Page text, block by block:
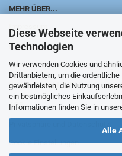
Diese Webseite
Technologien
Wir verwenden Cookies und
Drittanbietern, um die
gewährleisten, die Nutzung
ein bestmögliches
Informationen finden Sie in
Alle
MEHR ÜBER...
Impressum
Kontakt
Versand- & Zahlungsbedingungen
Widerrufsrecht &
AGB
Cookie Einstellungen